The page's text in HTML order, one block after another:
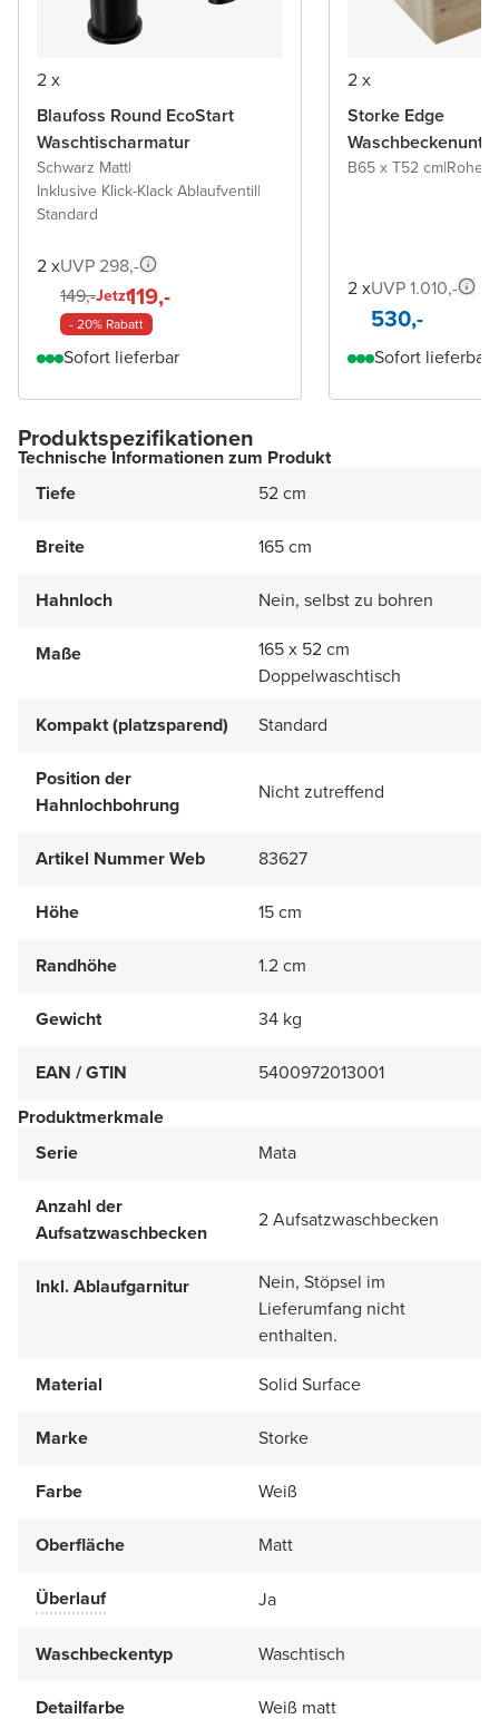
2 x
Blaufoss Round EcoStart
Waschtischarmatur
Schwarz Matt|
Inklusive Klick-Klack Ablaufventil|
Standard
2 xUVP 298,-
149,-Jetzt119,-
- 20% Rabatt
Sofort lieferbar
2 x
Storke Edge
B65 x T52 cm|Rohe
2 xUVP 1.010,-
530,-
Sofort lieferbar
Produktspezifikationen
Technische Informationen zum Produkt
Tiefe
52 cm
Breite 165 cm
Hahnloch Nein, selbst zu bohren
Maße
165 x 52 cm
Doppelwaschtisch
Kompakt (platzsparend)
Standard
Position der
Hahnlochbohrung
Nicht zutreffend
Artikel Nummer Web 83627
Höhe 15 cm
Randhöhe 1.2 cm
Gewicht 34 kg
EAN / GTIN
5400972013001
Produktmerkmale
Serie
Mata
Anzahl der
Aufsatzwaschbecken
2 Aufsatzwaschbecken
Inkl. Ablaufgarnitur
Nein, Stöpsel im
Lieferumfang nicht
enthalten.
Material
Solid Surface
Marke Storke
Farbe Weiß
Oberfläche Matt
Überlauf Ja
Waschbeckentyp Waschtisch
Detailfarbe Weiß matt